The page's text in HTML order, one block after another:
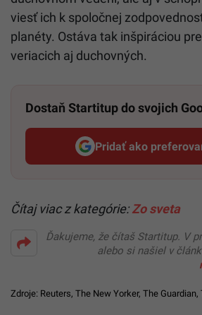
viesť ich k spoločnej
planéty. Ostáva tak inšpiráciou
veriacich aj duchovných.​
Dostaň Startitup do svojich
Pridať ako
Čítaj viac z kategórie:Zo sveta
Ďakujeme, že čítaš Startitup. V
alebo si našiel v
Zdroje: Reuters, The New Yorker, The Guardian,